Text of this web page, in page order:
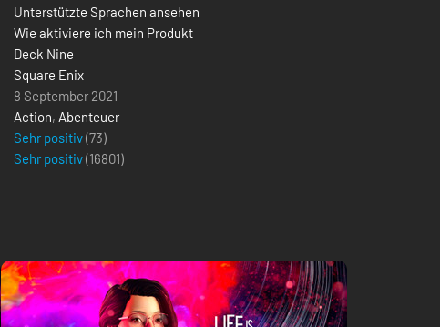
Unterstützte Sprachen ansehen
Wie aktiviere ich mein Produkt
Deck Nine
Square Enix
8 September 2021
Action, Abenteuer
Sehr positiv(73)
Sehr positiv(16801)